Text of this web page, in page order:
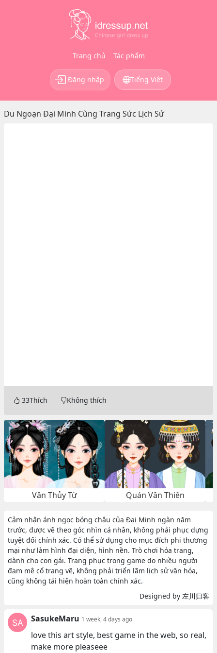
Trang chủ Tác phẩm
Đăng nhập Tiếng Việt
Du Ngoạn Đại Minh Cùng Trang Sức Lịch Sử
Vân Thủy Từ Quán Vân Thiên
33Thích Không thích
Cảm nhận ánh ngọc bóng châu của Đại Minh ngàn năm
trước, được vẽ theo góc nhìn cá nhân, không phải phục dựng
tuyệt đối chính xác. Có thể sử dụng cho mục đích phi thương
mại như làm hình đại diện, hình nền. Trò chơi hóa trang,
dành cho con gái. Trang phục trong game do nhiều người
đam mê cổ trang vẽ, không phải triển lãm lịch sử văn hóa,
cũng không tái hiện hoàn toàn chính xác.
Designed by 左川归客
SasukeMaru 1 week, 4 days ago
love this art style, best game in the web, so real,
make more pleaseee